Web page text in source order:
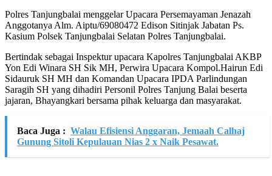
Polres Tanjungbalai menggelar Upacara Persemayaman Jenazah
Anggotanya Alm. Aiptu/69080472 Edison Sitinjak Jabatan Ps.
Kasium Polsek Tanjungbalai Selatan Polres Tanjungbalai.
Bertindak sebagai Inspektur upacara Kapolres Tanjungbalai AKBP
Yon Edi Winara SH Sik MH, Perwira Upacara Kompol.Hairun Edi
Sidauruk SH MH dan Komandan Upacara IPDA Parlindungan
Saragih SH yang dihadiri Personil Polres Tanjung Balai beserta
jajaran, Bhayangkari bersama pihak keluarga dan masyarakat.
Baca Juga : Walau Efisiensi Anggaran, Jemaah Calhaj
Gunung Sitoli Kepulauan Nias 2 x Naik Pesawat.